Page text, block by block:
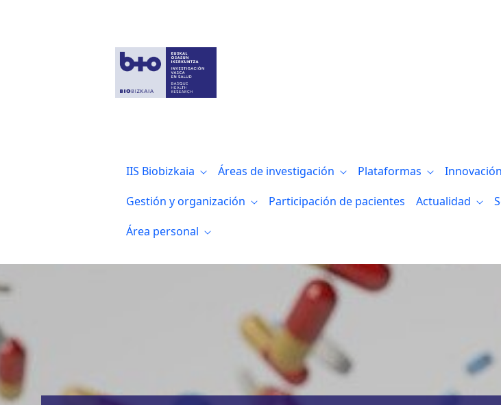
IIS Biobizkaia Áreas de investigación Plataformas
Gestión y organización
Participación de pacientes Actualidad
Área personal